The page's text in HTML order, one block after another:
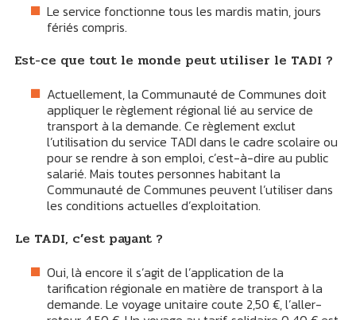
Le service fonctionne tous les mardis matin, jours
fériés compris.
Est-ce que tout le monde peut utiliser le TADI ?
Actuellement, la Communauté de Communes doit
appliquer le règlement régional lié au service de
transport à la demande. Ce règlement exclut
l’utilisation du service TADI dans le cadre scolaire ou
pour se rendre à son emploi, c’est-à-dire au public
salarié. Mais toutes personnes habitant la
Communauté de Communes peuvent l’utiliser dans
les conditions actuelles d’exploitation.
Le TADI, c’est payant ?
Oui, là encore il s’agit de l’application de la
tarification régionale en matière de transport à la
demande. Le voyage unitaire coute 2,50 €, l’aller-